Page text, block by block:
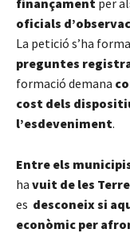
oficials
La petició s’ha
preguntes
formació demana
cost dels
l’esdeveniment.
Entre els
ha vuit de les
es desconeix si
econòmic per